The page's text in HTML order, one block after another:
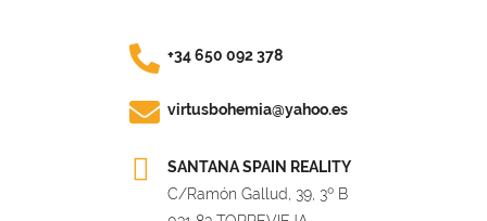
+34 650 092 378
virtusbohemia@yahoo.es
SANTANA SPAIN REALITY
C/Ramón Gallud, 39, 3º B